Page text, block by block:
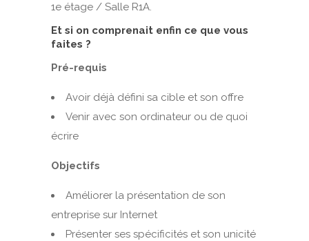
1e étage / Salle R1A.
Et si on comprenait enfin ce que vous
faites ?
Pré-requis
Avoir déjà défini sa cible et son offre
Venir avec son ordinateur ou de quoi
écrire
Objectifs
Améliorer la présentation de son
entreprise sur Internet
Présenter ses spécificités et son unicité